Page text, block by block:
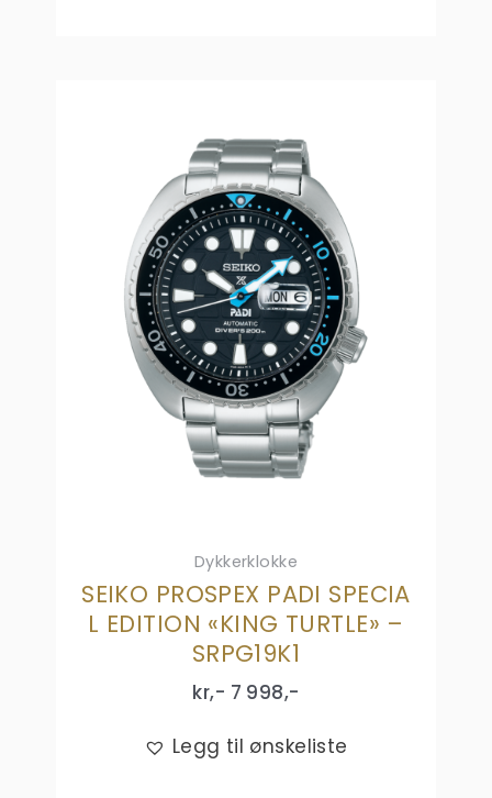
Dykkerklokke
SEIKO PROSPEX PADI SPECIA
L EDITION «KING TURTLE» –
SRPG19K1
kr,- 7 998,-
Legg til ønskeliste